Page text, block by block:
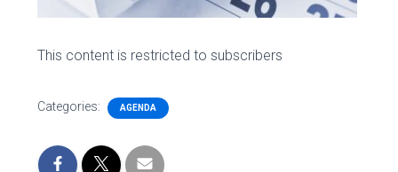
This content is restricted to subscribers
Categories: AGENDA